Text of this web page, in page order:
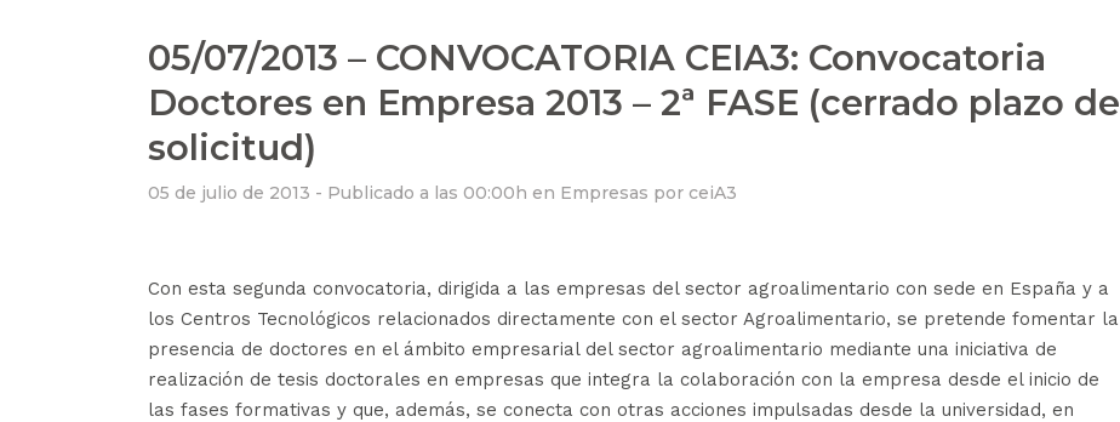
05/07/2013 – CONVOCATORIA CEIA3: Convocatoria
Doctores en Empresa 2013 – 2ª FASE (cerrado plazo de
solicitud)
05 de julio de 2013 - Publicado a las 00:00h en Empresas por ceiA3
Con esta segunda convocatoria, dirigida a las empresas del sector agroalimentario con sede en España y a
los Centros Tecnológicos relacionados directamente con el sector Agroalimentario, se pretende fomentar la
presencia de doctores en el ámbito empresarial del sector agroalimentario mediante una iniciativa de
realización de tesis doctorales en empresas que integra la colaboración con la empresa desde el inicio de
las fases formativas y que, además, se conecta con otras acciones impulsadas desde la universidad, en